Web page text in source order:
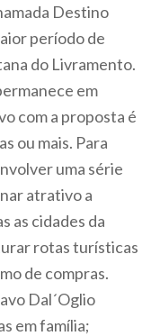
Destino
período de
do Livramento.
em
com a proposta é
ou mais. Para
uma série
atrativo a
as cidades da
rotas turísticas
de compras.
Dal´Oglio
em família;